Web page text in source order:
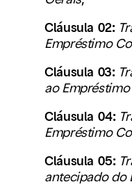
Cláusula 02:
Empréstimo
Cláusula 03:
ao
Cláusula 04:
Empréstimo
Cláusula 05:
antecipado do